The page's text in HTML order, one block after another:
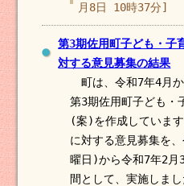
月8日 10時37分]
第3期佐用町子ども・子
対する意見募集の結果
町は、令和7年4月
第3期佐用町子ども・
(案)を作成していま
に対する意見募集を
曜日)から令和7年2
間として、実施しま